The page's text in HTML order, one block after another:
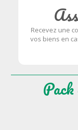
Recevez une
vos biens en